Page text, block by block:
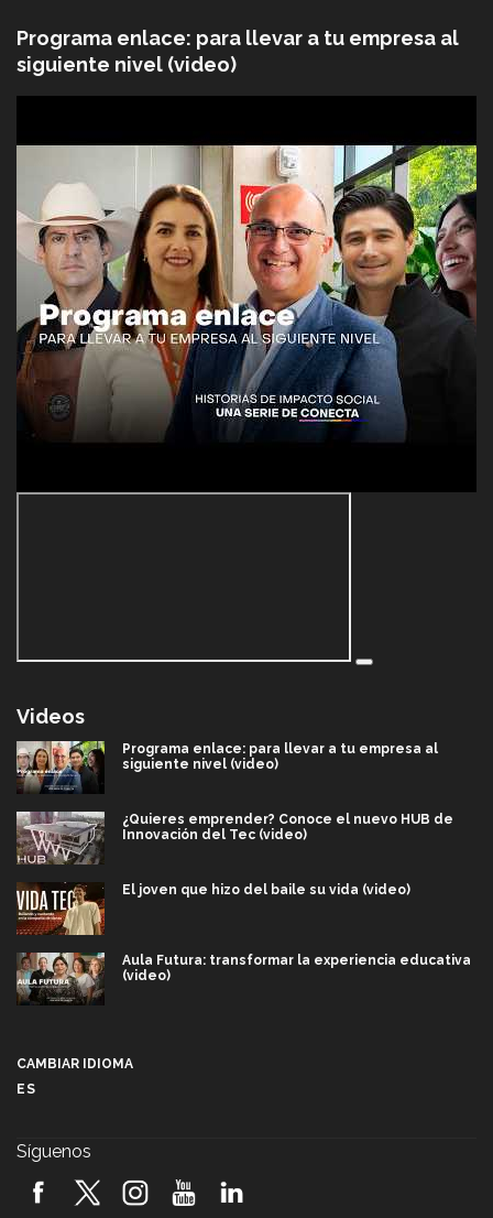
Programa enlace: para llevar a tu empresa al
siguiente nivel (video)
Videos
Programa enlace: para llevar a tu empresa al
siguiente nivel (video)
¿Quieres emprender? Conoce el nuevo HUB de
Innovación del Tec (video)
El joven que hizo del baile su vida (video)
Aula Futura: transformar la experiencia educativa
(video)
2026! (video)
CAMBIAR IDIOMA
ES
Síguenos